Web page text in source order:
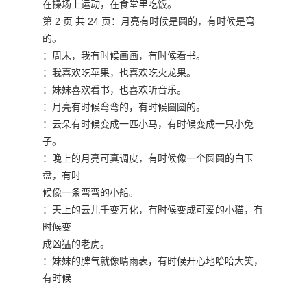
在操场上运动，在食堂里吃饭。
第 2 页 共 24 页：月亮有时候是圆的，有时候是弯
的。
：周末，我有时候画画，有时候看书。
：我喜欢吃苹果，也喜欢吃火龙果。
：妹妹喜欢看书，也喜欢听音乐。
：月亮有时候弯弯的，有时候圆圆的。
：云朵有时候变成一匹小马，有时候变成一只小兔
子。
：晚上的月亮可真调皮，有时候像一个圆圆的白玉
盘，有时
候像一条弯弯的小船。
：天上的云儿千变万化，有时候变成可爱的小猫，有
时候变
成凶猛的老虎。
：妹妹的脾气就像晴雨表，有时候开心地哈哈大笑，
有时候